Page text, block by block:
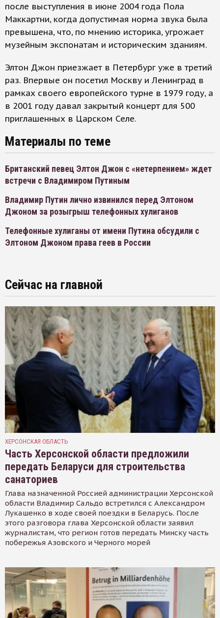
после выступления в июне 2004 года Пола
Маккартни, когда допустимая норма звука была
превышена, что, по мнению историка, угрожает
музейным экспонатам и историческим зданиям.
Элтон Джон приезжает в Петербург уже в третий
раз. Впервые он посетил Москву и Ленинград в
рамках своего европейского турне в 1979 году, а
в 2001 году давал закрытый концерт для 500
приглашенных в Царском Селе.
Материалы по теме
Британский певец Элтон Джон с «нетерпением» ждет
встречи с Владимиром Путиным
Владимир Путин лично извинился перед Элтоном
Джоном за розыгрыш телефонных хулиганов
Телефонные хулиганы от имени Путина обсудили с
Элтоном Джоном права геев в России
Сейчас на главной
ХЕРСОНСКАЯ ОБЛАСТЬ
Часть Херсонской области предложили
передать Беларуси для строительства
санаториев
Глава назначенной Россией администрации Херсонской
области Владимир Сальдо встретился с Александром
Лукашенко в ходе своей поездки в Беларусь. После
этого разговора глава Херсонской области заявил
журналистам, что регион готов передать Минску часть
побережья Азовского и Черного морей